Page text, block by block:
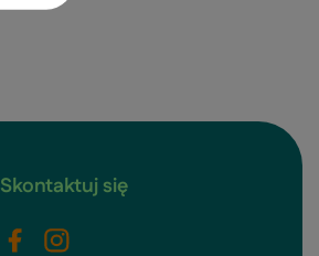
Skontaktuj się